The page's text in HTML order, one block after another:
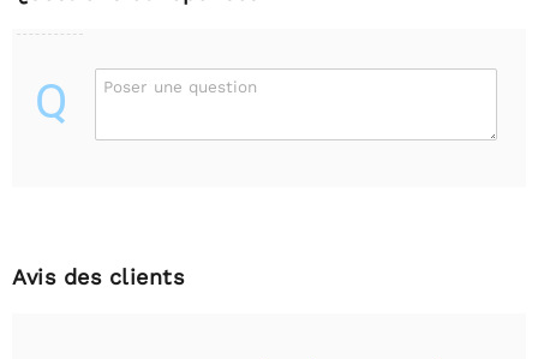
Q Poser une question
Avis des clients